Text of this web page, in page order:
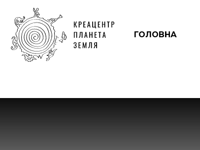
ГОЛОВНА